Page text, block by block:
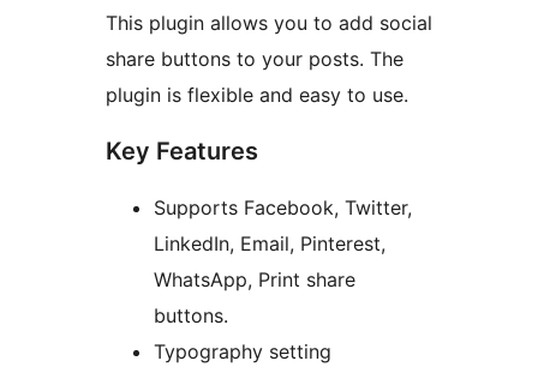
This plugin allows you to add social
share buttons to your posts. The
plugin is flexible and easy to use.
Key Features
Supports Facebook, Twitter,
LinkedIn, Email, Pinterest,
WhatsApp, Print share
buttons.
Typography setting